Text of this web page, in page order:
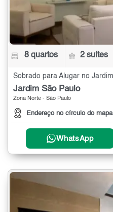
8 quartos 2 suítes
Jardim São Paulo
Zona Norte - São Paulo
Endereço no círculo do mapa
WhatsApp